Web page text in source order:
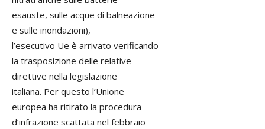
esauste, sulle acque di balneazione
e sulle inondazioni),
l’esecutivo Ue è arrivato verificando
la trasposizione delle relative
direttive nella legislazione
italiana. Per questo l’Unione
europea ha ritirato la procedura
d’infrazione scattata nel febbraio